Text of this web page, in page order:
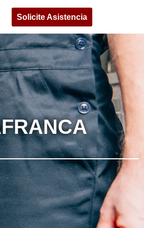
Solicite Asistencia